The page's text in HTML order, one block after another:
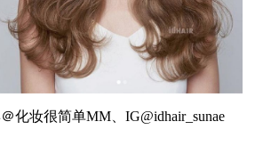
化妆很简单MM、IG@idhair_sunae